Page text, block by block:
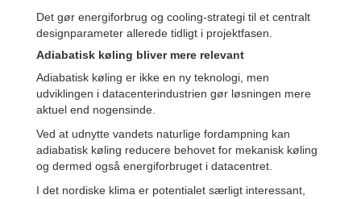
Det gør energiforbrug og cooling-strategi til et centralt
designparameter allerede tidligt i projektfasen.
Adiabatisk køling bliver mere relevant
Adiabatisk køling er ikke en ny teknologi, men
udviklingen i datacenterindustrien gør løsningen mere
aktuel end nogensinde.
Ved at udnytte vandets naturlige fordampning kan
adiabatisk køling reducere behovet for mekanisk køling
og dermed også energiforbruget i datacentret.
I det nordiske klima er potentialet særligt interessant,